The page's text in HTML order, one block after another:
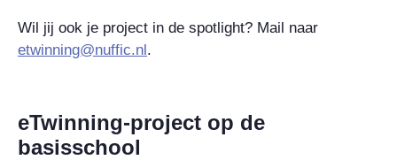
Wil jij ook je project in de spotlight? Mail naar
etwinning@nuffic.nl.
eTwinning-project op de
basisschool